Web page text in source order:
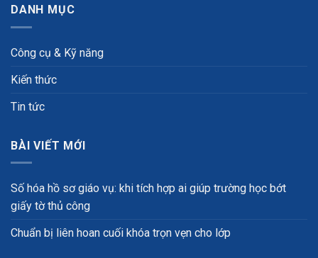
DANH MỤC
Công cụ & Kỹ năng
Kiến thức
Tin tức
BÀI VIẾT MỚI
Số hóa hồ sơ giáo vụ: khi tích hợp ai giúp trường học bớt
giấy tờ thủ công
Chuẩn bị liên hoan cuối khóa trọn vẹn cho lớp